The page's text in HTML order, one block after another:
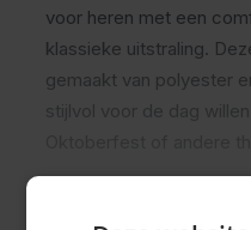
voor heren met een
klassieke uitstraling.
gemaakt van polyester
stijlvol voor de dag